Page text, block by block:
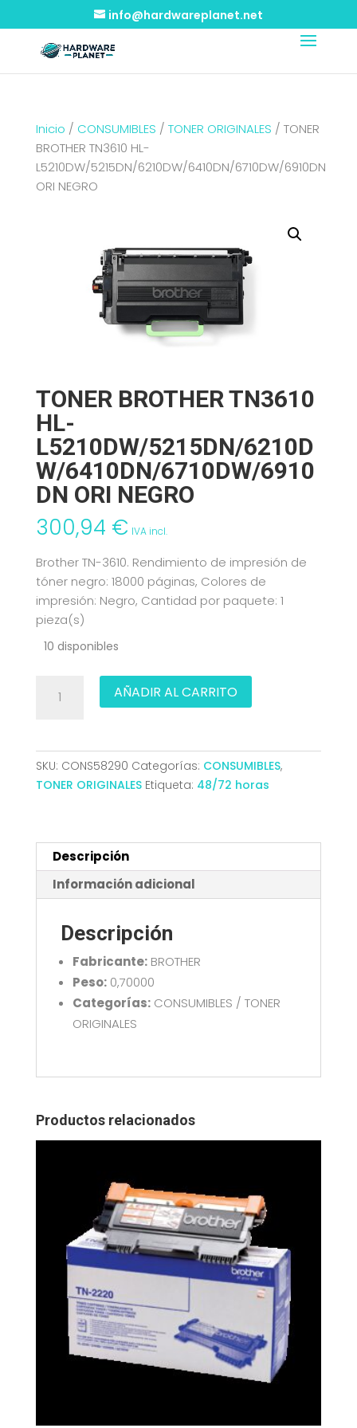
info@hardwareplanet.net
Inicio / CONSUMIBLES / TONER ORIGINALES / TONER
BROTHER TN3610 HL-
L5210DW/5215DN/6210DW/6410DN/6710DW/6910DN
ORI NEGRO
TONER BROTHER TN3610
HL-
L5210DW/5215DN/6210D
W/6410DN/6710DW/6910
DN ORI NEGRO
300,94 € IVA incl.
Brother TN-3610. Rendimiento de impresión de
tóner negro: 18000 páginas, Colores de
impresión: Negro, Cantidad por paquete: 1
pieza(s)
10 disponibles
BROTHER
L5210DW/5215DN/6210DW/6410DN/6710DW/6910DN
ORI
AÑADIR AL CARRITO
SKU: CONS58290 Categorías: CONSUMIBLES,
TONER ORIGINALES Etiqueta: 48/72 horas
Descripción
Información adicional
Descripción
Fabricante:BROTHER
Peso:0,70000
Categorías:CONSUMIBLES / TONER
ORIGINALES
Productos relacionados